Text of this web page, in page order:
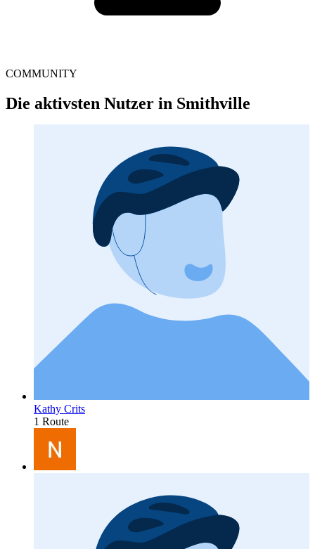
COMMUNITY
Die aktivsten Nutzer in Smithville
Kathy Crits
1 Route